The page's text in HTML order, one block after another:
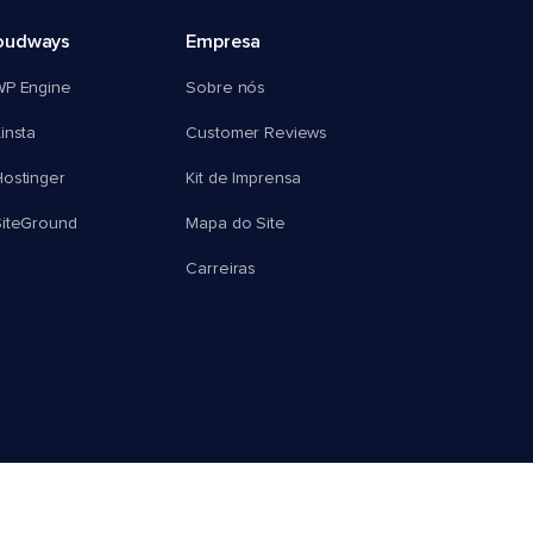
Engine
Empresa
Sobre nós
Customer Reviews
Kit de Imprensa
Mapa do Site
Carreiras